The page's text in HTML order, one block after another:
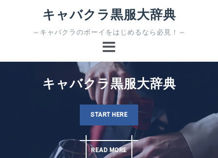
キャバクラ黒服大辞典
～キャバクラのボーイをはじめるなら必見！～
キャバクラ黒服大辞典
START HERE
READ MORE